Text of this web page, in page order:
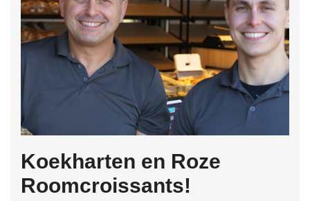
Koekharten en Roze
Roomcroissants!